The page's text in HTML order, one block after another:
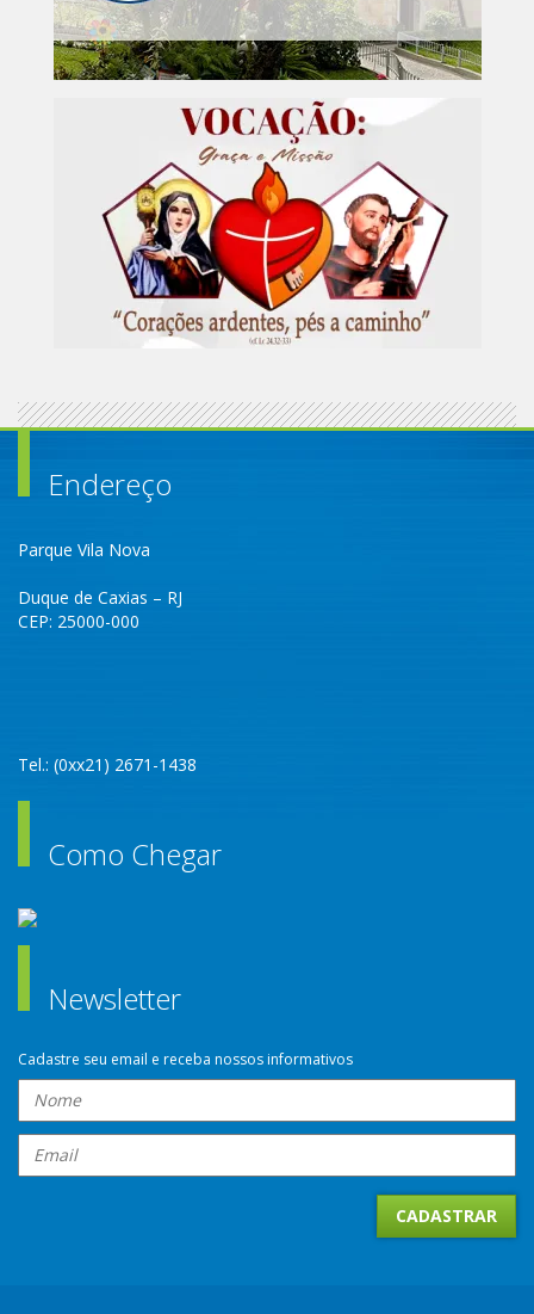
Endereço
Parque Vila Nova
Duque de Caxias – RJ
CEP: 25000-000
Tel.: (0xx21) 2671-1438
Como Chegar
Newsletter
Cadastre seu email e receba nossos informativos